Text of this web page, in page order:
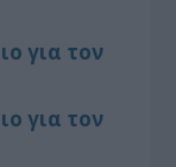
για τον
για τον